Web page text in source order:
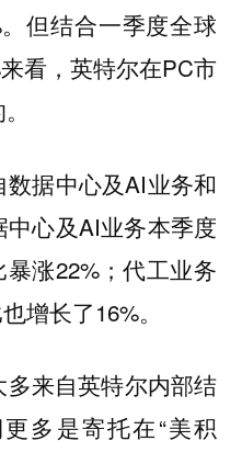
但结合一季度全球
看，英特尔在PC市
据中心及AI业务和
心及AI业务本季度
涨22%；代工业务
增长了16%。
来自英特尔内部结
多是寄托在“美积